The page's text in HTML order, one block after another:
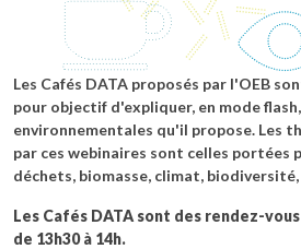
Les Cafés DATA proposés par l'OEB
pour objectif d'expliquer, en mode
environnementales qu'il propose. Les
par ces webinaires sont celles portées
déchets, biomasse, climat, biodiversité,
Les Cafés DATA sont des rendez-
de 13h30 à 14h.